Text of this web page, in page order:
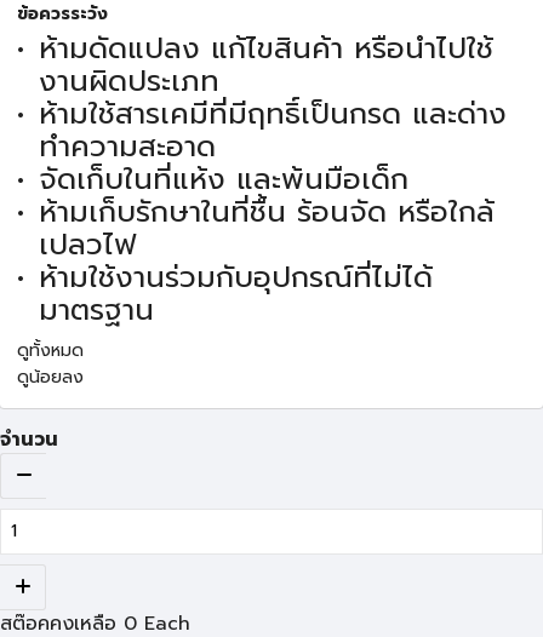
ข้อควรระวัง
ห้ามดัดแปลง แก้ไขสินค้า หรือนำไปใช้
งานผิดประเภท
ห้ามใช้สารเคมีที่มีฤทธิ์เป็นกรด และด่าง
ทำความสะอาด
จัดเก็บในที่แห้ง และพ้นมือเด็ก
ห้ามเก็บรักษาในที่ชื้น ร้อนจัด หรือใกล้
เปลวไฟ
ห้ามใช้งานร่วมกับอุปกรณ์ที่ไม่ได้
มาตรฐาน
ดูทั้งหมด
ดูน้อยลง
จำนวน
สต๊อคคงเหลือ 0 Each